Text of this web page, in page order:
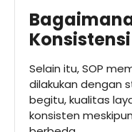
Selain itu, SOP
dilakukan dengan
begitu, kualitas
konsisten